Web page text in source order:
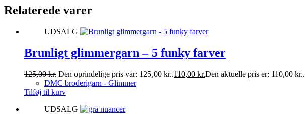
Relaterede varer
UDSALG
Brunligt glimmergarn – 5 funky farver
125,00kr. Den oprindelige pris var: 125,00 kr..110,00 kr.Den aktuelle pris er: 110,00 kr..
DMC broderigarn - Glimmer
Tilføj til kurv
UDSALG